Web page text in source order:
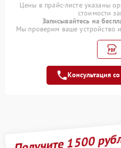
Замена модуля
Замена
микровыключателей
Чистка от кофейных
Цены в прайс-листе указаны
стоимости
Записывайтесь на
Мы проверим ваше устройство
Консультация
Получите 1500